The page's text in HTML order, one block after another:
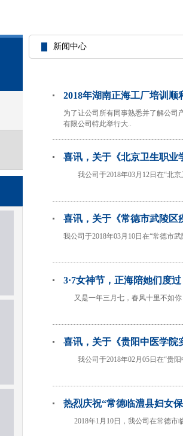
新闻中心
2018年湖南正海工厂培训顺
为了让公司所有同事熟悉并了解公司
有限公司特此举行大..
喜讯，关于《北京卫生职业
我公司于2018年03月12日在“北
喜讯，关于《常德市武陵区
我公司于2018年03月10日在“常德
3·7女神节，正海陪她们度过
又是一年三月七，春风十里不如你
喜讯，关于《贵阳中医学院
我公司于2018年02月05日在“贵
热烈庆祝“常德临澧县妇女
2018年1月10日，我公司在常德市